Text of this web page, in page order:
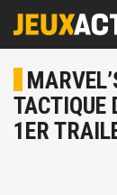
TACTIQUE
1ER